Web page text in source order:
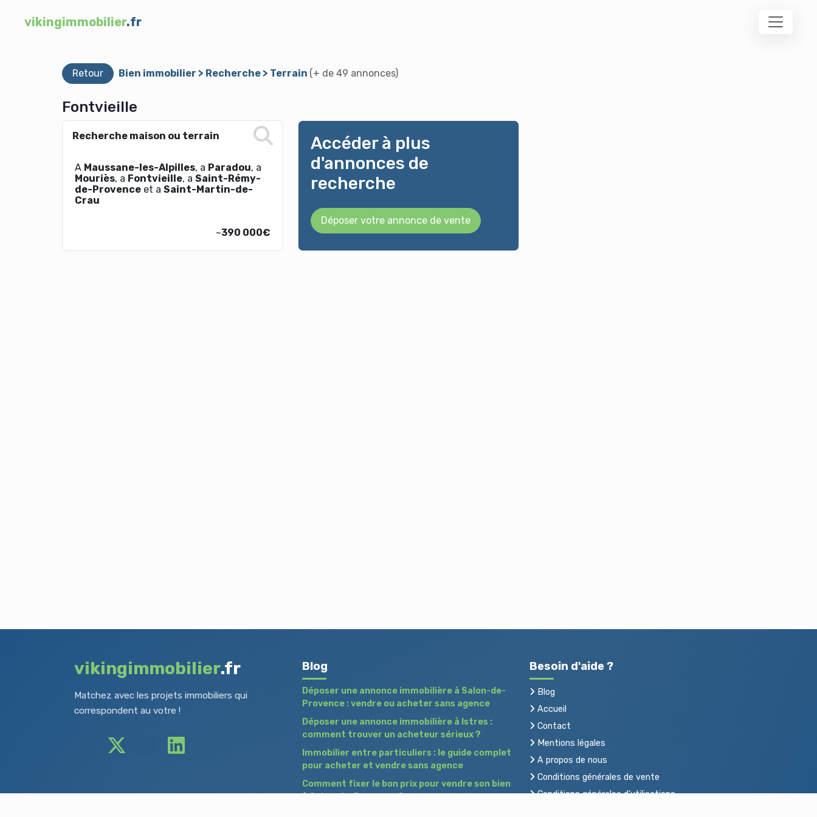
vikingimmobilier.fr
Retour Bien immobilier > Recherche > Terrain (+ de 49 annonces)
Fontvieille
Recherche maison ou terrain
A Maussane-les-Alpilles, a Paradou, a
Mouriès, a Fontvieille, a Saint-Rémy-
de-Provence et a Saint-Martin-de-
Crau
~390 000€
Accéder à plus
d'annonces de
recherche
Déposer votre annonce de vente
vikingimmobilier.fr
Matchez avec les projets immobiliers qui
correspondent au votre !
Blog
Déposer une annonce immobilière à Salon-de-
Provence : vendre ou acheter sans agence
Déposer une annonce immobilière à Istres :
comment trouver un acheteur sérieux ?
Immobilier entre particuliers : le guide complet
pour acheter et vendre sans agence
Comment fixer le bon prix pour vendre son bien
à Salon-de-Provence ?
Besoin d'aide ?
Blog
Accueil
Contact
Mentions légales
A propos de nous
Conditions générales de vente
Conditions générales d'utilisations